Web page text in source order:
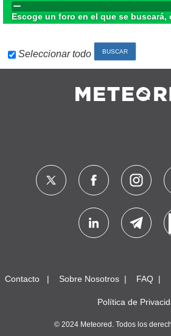
Escoge un foro en el que se
Seleccionar todo
Contacto Sobre Nosotros FAQ
Política de
© 2024 Meteored. Todos los